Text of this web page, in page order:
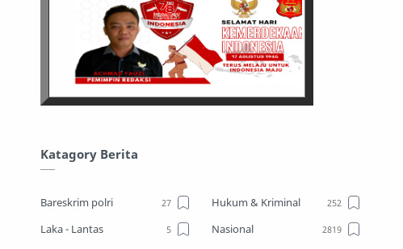
Katagory Berita
Bareskrim polri
Hukum & Kriminal
Laka - Lantas
Nasional